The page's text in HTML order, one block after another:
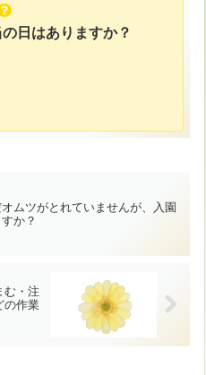
日はありますか？
ムツがとれていませんが、入園
か？
む・注
の作業